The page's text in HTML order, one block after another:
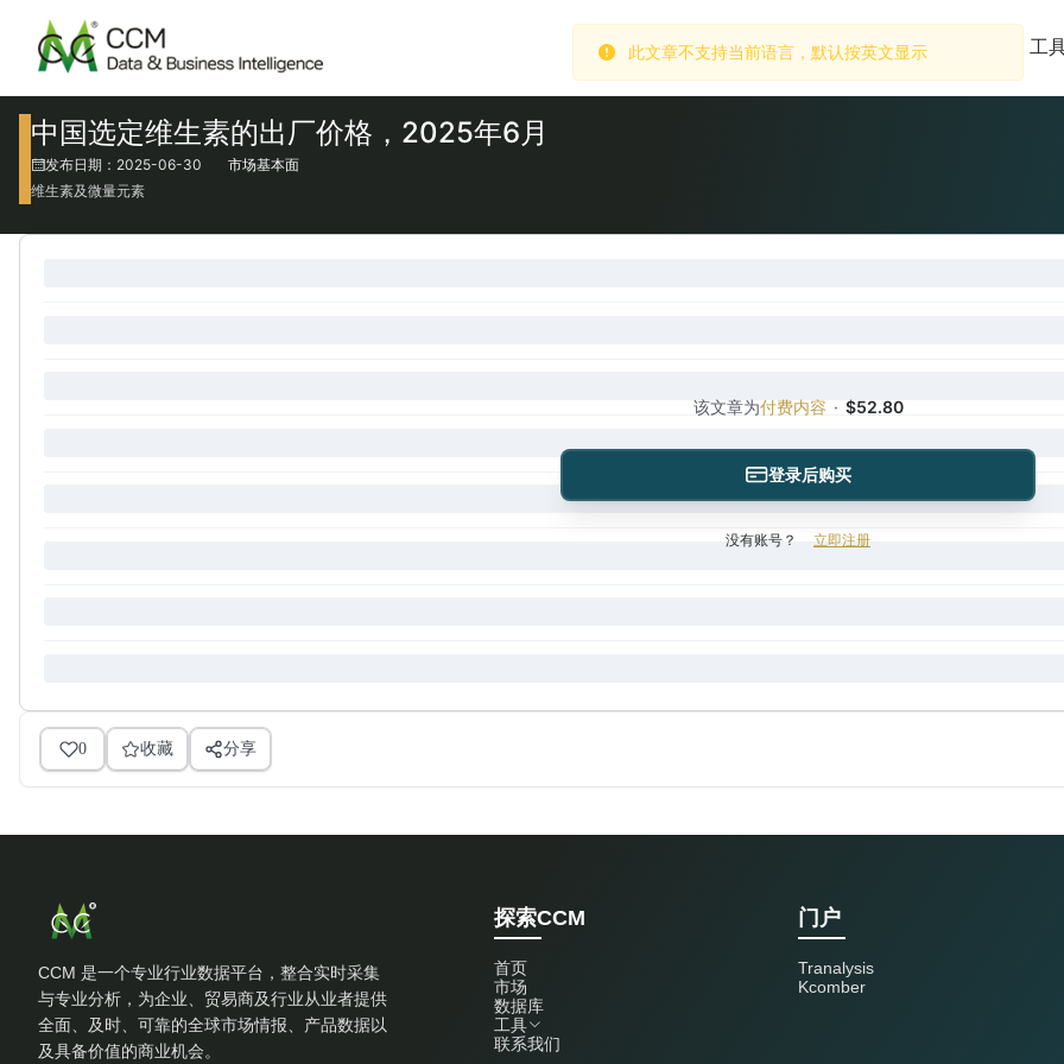
首页 市场 数据库 工
中国选定维生素的出厂价格，2025年6月
发布日期：2025-06-30
市场基本面
维生素及微量元素
该文章为付费内容 · $52.80
登录后购买
没有账号？ 立即注册
0 收藏 分享
CCM 是一个专业行业数据平台，整合实时采集
与专业分析，为企业、贸易商及行业从业者提供
全面、及时、可靠的全球市场情报、产品数据以
及具备价值的商业机会。
探索CCM
首页
市场
数据库
工具
联系我们
门户
Tranalysis
Kcomber